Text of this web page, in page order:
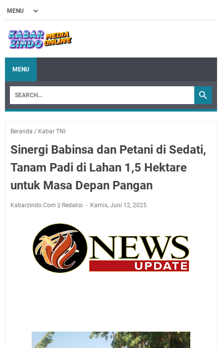
MENU
Beranda / Kabar TNI
Sinergi Babinsa dan Petani di Sedati,
Tanam Padi di Lahan 1,5 Hektare
untuk Masa Depan Pangan
Kabarzindo.Com || Redaksi Kamis, Juni 12, 2025